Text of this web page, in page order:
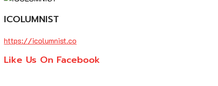
ICOLUMNIST
https://icolumnist.co
Like Us On Facebook